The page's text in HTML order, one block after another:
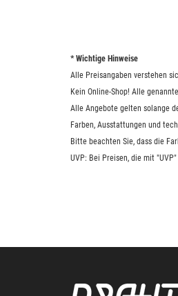
* Wichtige Hinweise
Alle Preisangaben verstehen
Kein Online-Shop! Alle
Alle Angebote gelten solange
Farben, Ausstattungen und
Bitte beachten Sie, dass die
UVP: Bei Preisen, die mit